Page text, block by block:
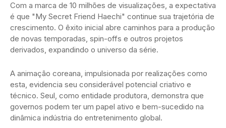
Com a marca de 10 milhões de visualizações, a expectativa
é que "My Secret Friend Haechi" continue sua trajetória de
crescimento. O êxito inicial abre caminhos para a produção
de novas temporadas, spin-offs e outros projetos
derivados, expandindo o universo da série.
A animação coreana, impulsionada por realizações como
esta, evidencia seu considerável potencial criativo e
técnico. Seul, como entidade produtora, demonstra que
governos podem ter um papel ativo e bem-sucedido na
dinâmica indústria do entretenimento global.